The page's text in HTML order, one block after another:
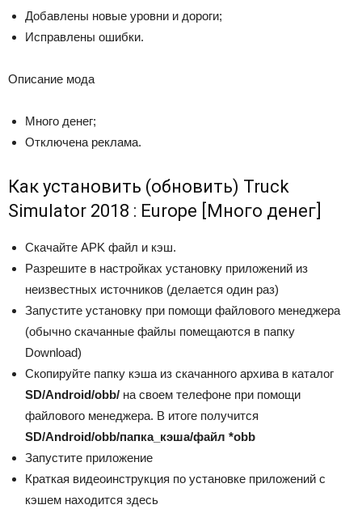
Добавлены новые уровни и дороги;
Исправлены ошибки.
Описание мода
Много денег;
Отключена реклама.
Как установить (обновить) Truck
Simulator 2018 : Europe [Много денег]
Скачайте APK файл и кэш.
Разрешите в настройках установку приложений из
неизвестных источников (делается один раз)
Запустите установку при помощи файлового менеджера
(обычно скачанные файлы помещаются в папку
Download)
Скопируйте папку кэша из скачанного архива в каталог
SD/Android/obb/ на своем телефоне при помощи
файлового менеджера. В итоге получится
SD/Android/obb/папка_кэша/файл *obb
Запустите приложение
Краткая видеоинструкция по установке приложений с
кэшем находится здесь